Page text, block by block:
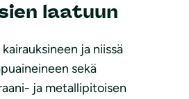
laatuun
ja niissä
sekä
ja metallipitoisen